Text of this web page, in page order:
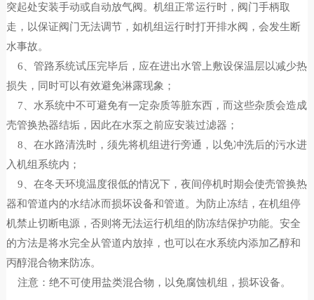
突起处安装手动或自动放气阀。机组正常运行时，阀门手柄取
走，以保证阀门无法调节，如机组运行时打开排水阀，会发生断
水事故。
6、管路系统试压完毕后，应在进出水管上敷设保温层以减少热
损失，同时可以有效避免淋露现象；
7、水系统中不可避免有一定杂质等脏东西，而这些杂质会造成
壳管换热器结垢，因此在水泵之前应安装过滤器；
8、在水路清洗时，须先将机组进行旁通，以免冲洗后的污水进
入机组系统内；
9、在冬天环境温度很低的情况下，夜间停机时期会使壳管换热
器和管道内的水结冰而损坏设备和管道。为防止冻结，在机组停
机禁止切断电源，否则将无法运行机组的防冻结保护功能。安全
的方法是将水完全从管道内放掉，也可以在水系统内添加乙醇和
丙醇混合物来防冻。
注意：绝不可使用盐类混合物，以免腐蚀机组，损坏设备。